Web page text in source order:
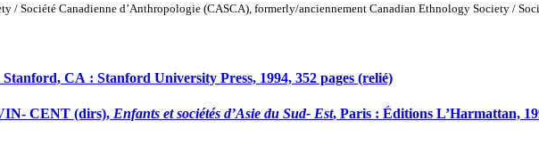
/ Société Canadienne d’Anthropologie (CASCA), formerly/anciennement Canadian Ethnology Society /
Stanford, CA : Stanford University Press, 1994, 352 pages (relié)
CENT (dirs), Enfants et sociétés d’Asie du Sud- Est, Paris : Éditions L’Harmattan,